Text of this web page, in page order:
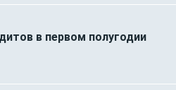
в первом полугодии